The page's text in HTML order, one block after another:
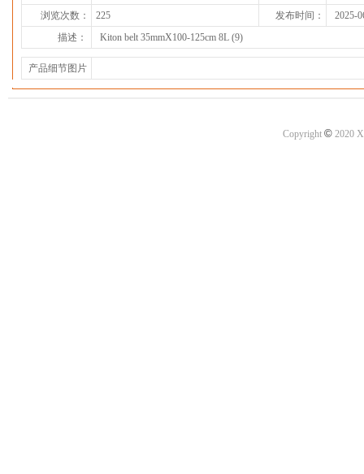
浏览次数：
225 发布时间：
2025-
描述：
Kiton belt 35mmX100-125cm 8L (9)
产品细节图片
Copyright ©2020